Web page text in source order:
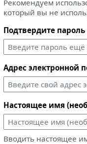
Рекомендуем
который вы не
Подтвердите пароль
Адрес электронной
Настоящее имя
Вводить настоящее